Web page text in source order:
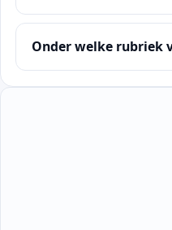
Onder welke rubriek